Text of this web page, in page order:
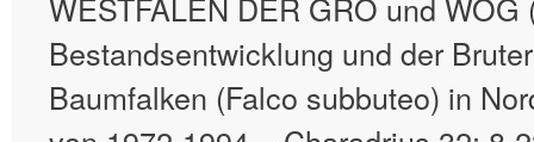
Bestandsentwicklung und der
Baumfalken (Falco subbuteo) in